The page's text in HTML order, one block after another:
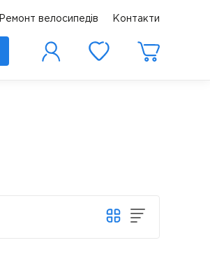
Ремонт велосипедів Контакти